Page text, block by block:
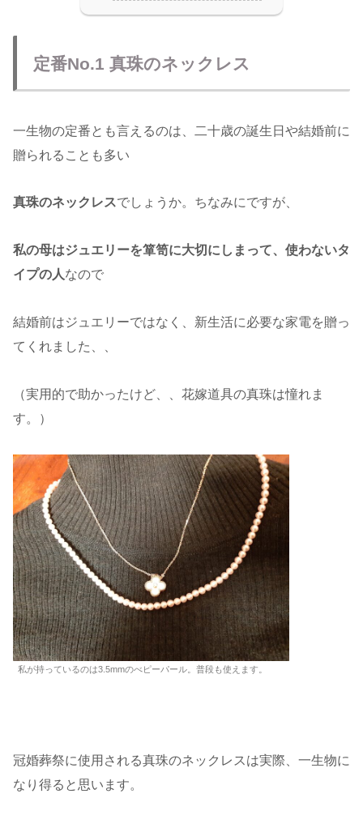
定番No.1 真珠のネックレス
一生物の定番とも言えるのは、二十歳の誕生日や結婚前に
贈られることも多い
真珠のネックレスでしょうか。ちなみにですが、
私の母はジュエリーを箪笥に大切にしまって、使わないタ
イプの人なので
結婚前はジュエリーではなく、新生活に必要な家電を贈っ
てくれました、、
（実用的で助かったけど、、花嫁道具の真珠は憧れま
す。）
私が持っているのは3.5mmのべピーパール。普段も使えます。
冠婚葬祭に使用される真珠のネックレスは実際、一生物に
なり得ると思います。